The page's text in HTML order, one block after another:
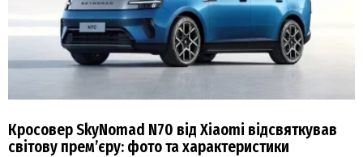
Кросовер SkyNomad N70 від Xiaomi відсвяткував
світову прем’єру: фото та характеристики